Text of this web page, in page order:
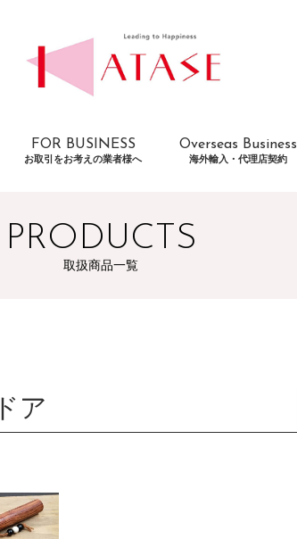
FOR BUSINESS
お取引をお考えの業者様へ
Overseas Business
海外輸入・代理店契約
PRODUCTS
取扱商品一覧
ア